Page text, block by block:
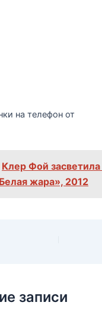
на телефон от
Клер Фой засветила
жара», 2012
записи